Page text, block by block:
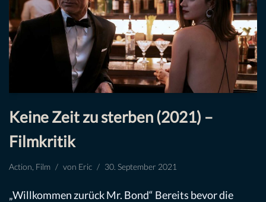
Keine Zeit zu sterben (2021) –
Filmkritik
Action Film von Eric 30. September 2021
„Willkommen zurück Mr. Bond“ Bereits bevor die